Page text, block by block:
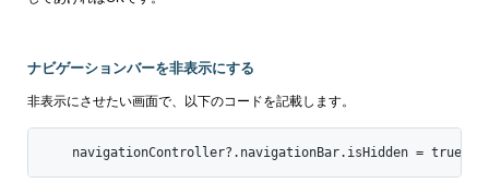
ナビゲーションバーを非表示にする
非表示にさせたい画面で、以下のコードを記載します。
    navigationController?.navigationBar.isHidden = true